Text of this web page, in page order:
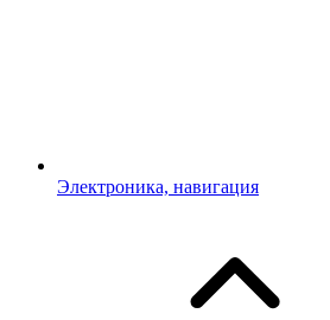
Электроника, навигация